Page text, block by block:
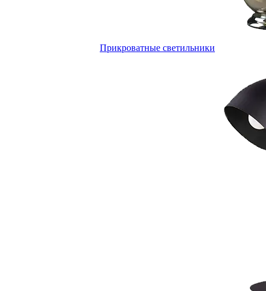
Прикроватные светильники